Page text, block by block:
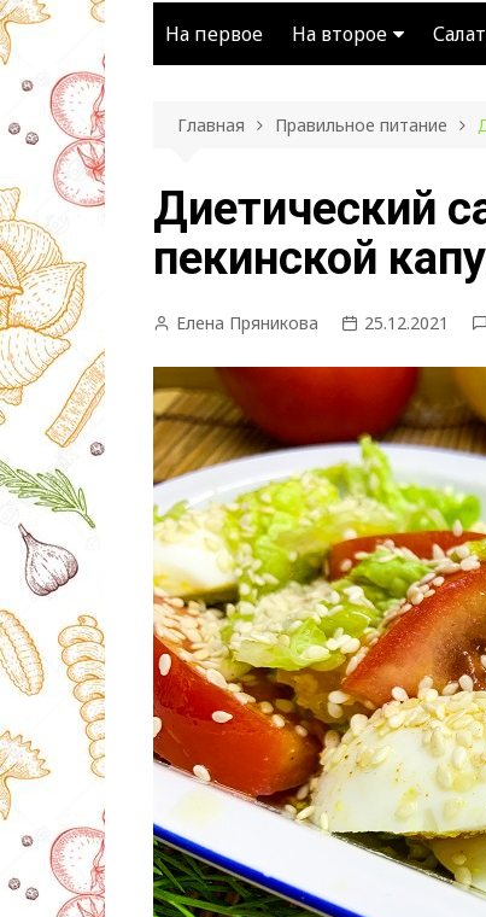
На первое На второе
Блюда из картофеля
Главная Правильное питание
Диетический
пекинской
Елена Пряникова 25.12.2021